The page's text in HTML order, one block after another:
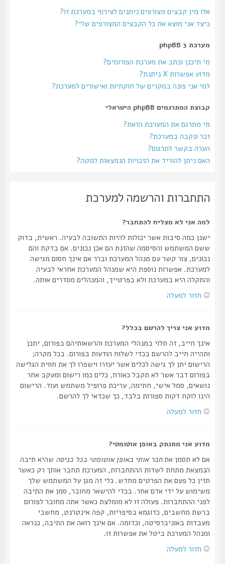
אלו מין קבצים מצורפים ניתנים לצירוף במערכת זו?
כיצד אני מוצא את כל הקבצים המצורפים שלי?
מערכת phpBB 3
מי תיכנן וכתב את מערכת הפורומים?
מדוע אפשרות X ניתנת?
למי אני פונה במקרים של חוקתיות ואישורים למערכת?
קבוצת המתרגמים phpBB הישראלי
מי מתרגם את המערכת הזאת?
זכר ונקבה במערכת?
הערה בקשר לתרגום?
האם ניתן להוריד את הזכויות הנמצאות למטה?
התחברות והרשמה למערכת
למה אני לא מצליח להתחבר?
ישנן כמה סיבות אשר יכולות להיות התשובה לבעיה. ראשית, בדוק
ששם המשתמש והסיסמה שהזנת הם אכן נכונים. אם בדקת והם
נכונים, צור קשר עם מנהל המערכת וברר אם אינך חסום מגישה
למערכת. אפשרות נוספת היא שמנהל המערכת אחראי לבעיה
והתקלה היא במערכת ולא בפרטייך, והמנהלים מסדרים אותה.
חזור למעלה
מדוע אני צריך להרשם בכלל?
אינך חייב, זה תלוי במנהלי המערכת והרשאותיהם בפורום, יתכן
ותהייה חייב להרשם בכדי לשלוח הודעות בפורום. בכל מקרה;
הרישום יתן לך גישה לכלים אשר יעזרו וישפרו לך את חווית הגלישה
בפורום דבר אשר לא תקבל כאורח, כלים כמו רישום ומעקב אחר
נושאים, סמל אישי, חתימה, עריכת פרופיל משתמש ועוד. הרישום
הינו לוקח דקות ספורות בלבד, כך שכדאי לך להרשם.
חזור למעלה
מדוע אני מתנתק באופן אוטומטי?
אם לא תסמן אתחבר אותי באופן אוטומטי בכל כניסהשהיא תיבה
הנמצאת מתחת לשדות ההתחברות, המערכת תחבר אותך רק כאשר
תזין כל פעם את הפרטים מחדש. כלי זה מגן על המשתמש שלך
משימוש על ידי אדם אחר. בכדי להישאר מחובר, סמן את התיבה
לפני ההתחברות. פעולה זו לא מומלצת כאשר אתה מחובר לפורום
ברשת מחשבים, כדוגמא בסיפריות, קפה אינטרנט, מחשבי
מעבדות באוניברסיטה, וכדומה. אם אינך רואה את התיבה, כנראה
ומנהל המערכת ביטל את אפשרות זו.
חזור למעלה